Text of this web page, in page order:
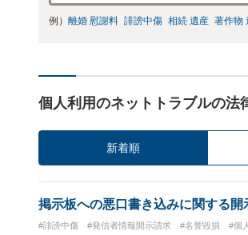
例） 離婚 慰謝料 誹謗中傷 相続 遺産 著作物
個人利用のネットトラブルの法
新着順
掲示板への悪口書き込みに関する開
#誹謗中傷 #発信者情報開示請求 #名誉毀損 #個